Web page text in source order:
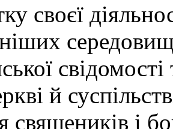
своєї
й
священиків і